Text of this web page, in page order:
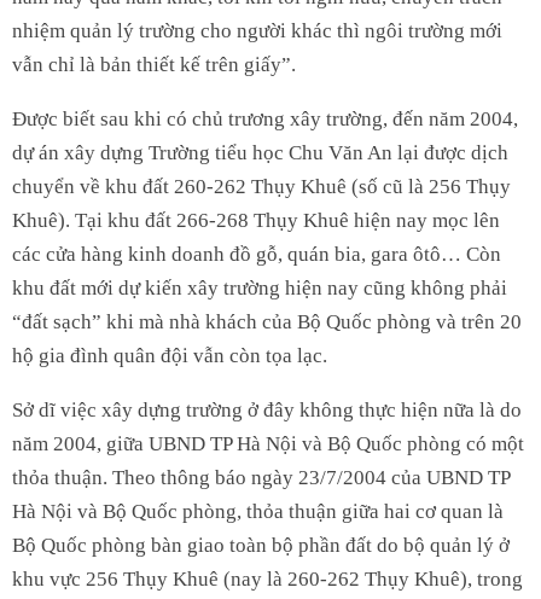
nhiệm quản lý trường cho người khác thì ngôi trường mới
vẫn chỉ là bản thiết kế trên giấy”.
Được biết sau khi có chủ trương xây trường, đến năm 2004,
dự án xây dựng Trường tiểu học Chu Văn An lại được dịch
chuyển về khu đất 260-262 Thụy Khuê (số cũ là 256 Thụy
Khuê). Tại khu đất 266-268 Thụy Khuê hiện nay mọc lên
các cửa hàng kinh doanh đồ gỗ, quán bia, gara ôtô… Còn
khu đất mới dự kiến xây trường hiện nay cũng không phải
“đất sạch” khi mà nhà khách của Bộ Quốc phòng và trên 20
hộ gia đình quân đội vẫn còn tọa lạc.
Sở dĩ việc xây dựng trường ở đây không thực hiện nữa là do
năm 2004, giữa UBND TP Hà Nội và Bộ Quốc phòng có một
thỏa thuận. Theo thông báo ngày 23/7/2004 của UBND TP
Hà Nội và Bộ Quốc phòng, thỏa thuận giữa hai cơ quan là
Bộ Quốc phòng bàn giao toàn bộ phần đất do bộ quản lý ở
khu vực 256 Thụy Khuê (nay là 260-262 Thụy Khuê), trong